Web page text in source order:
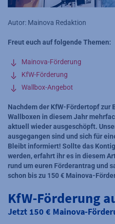
Autor: Mainova Redaktion
Freut euch auf folgende Themen:
Mainova-Förderung
KfW-Förderung
Wallbox-Angebot
Nachdem der KfW-Fördertopf zur
Wallboxen in diesem Jahr
aktuell wieder ausgeschöpft.
ausgegangen sind und sich für
Bleibt informiert! Sollte das
werden, erfahrt ihr es in diesem
rund um euren Förderantrag und
schon bis zu 150 € Mainova-
KfW-Förderung
Jetzt 150 € Mainova-